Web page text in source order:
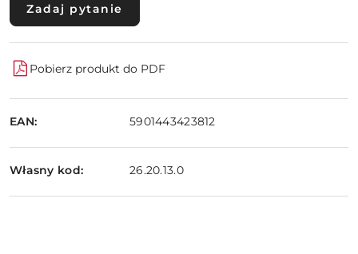
Zadaj pytanie
Pobierz produkt do PDF
EAN: 5901443423812
Własny kod: 26.20.13.0